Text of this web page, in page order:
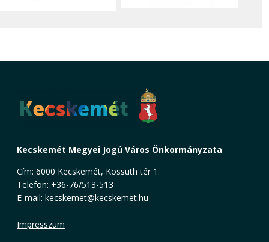
Kecskemét Megyei Jogú Város Önkormányzata
Cím: 6000 Kecskemét, Kossuth tér 1.
Telefon: +36-76/513-513
E-mail: kecskemet@kecskemet.hu
Impresszum